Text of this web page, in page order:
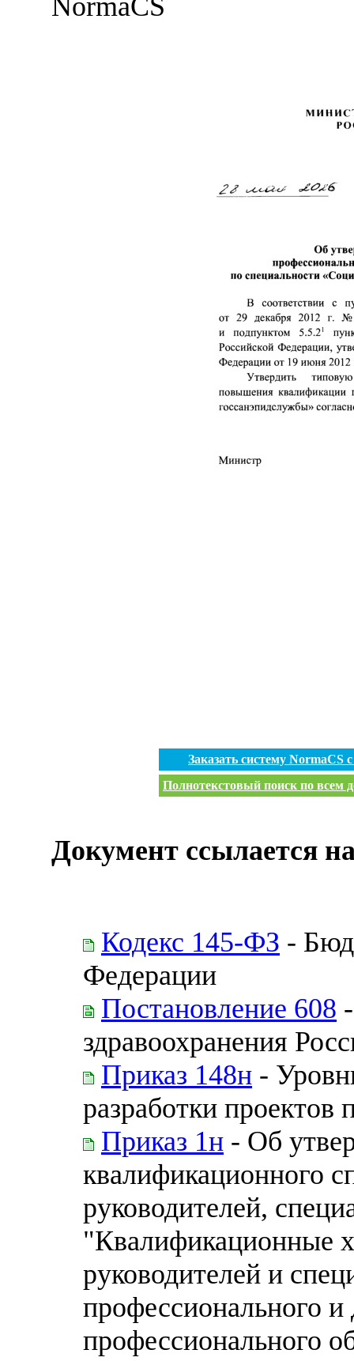
Заказать систему
Полнотекстовый поиск по всем
Документ ссылается
Кодекс 145-ФЗ -
Федерации
Постановление 608
здравоохранения
Приказ 148н -
разработки проектов
Приказ 1н - Об
квалификационного
руководителей,
"Квалификационные
руководителей и
профессионального и
профессионального